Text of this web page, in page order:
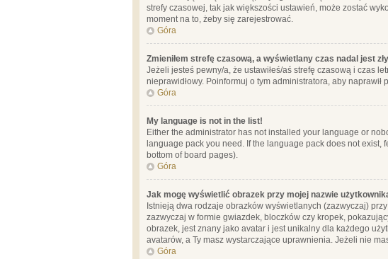
strefy czasowej, tak jak większości ustawień, może zostać
moment na to, żeby się zarejestrować.
Góra
Zmieniłem strefę czasową, a wyświetlany czas nadal jest
Jeżeli jesteś pewny/a, że ustawiłeś/aś strefę czasową i czas
nieprawidłowy. Poinformuj o tym administratora, aby naprawił
Góra
My language is not in the list!
Either the administrator has not installed your language or
language pack you need. If the language pack does not
bottom of board pages).
Góra
Jak mogę wyświetlić obrazek przy mojej nazwie
Istnieją dwa rodzaje obrazków wyświetlanych (zazwyczaj)
zazwyczaj w formie gwiazdek, bloczków czy kropek,
obrazek, jest znany jako avatar i jest unikalny dla każdego
avatarów, a Ty masz wystarczające uprawnienia. Jeżeli nie
Góra